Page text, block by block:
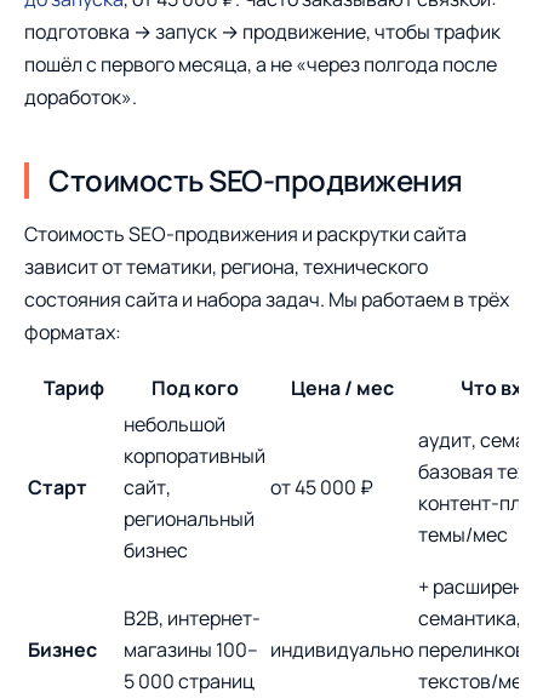
подготовка → запуск → продвижение, чтобы трафик
пошёл с первого месяца, а не «через полгода после
доработок».
Стоимость SEO-продвижения
Стоимость SEO-продвижения и раскрутки сайта
зависит от тематики, региона, технического
состояния сайта и набора задач. Мы работаем в трёх
форматах:
Тариф Под кого Цена / мес Что
Старт
небольшой
корпоративный
сайт,
региональный
бизнес
от 45 000 ₽
аудит,
базовая
контент-
темы/мес
Бизнес
B2B, интернет-
магазины 100–
5 000 страниц
индивидуально
+
семантика,
текстов/мес,